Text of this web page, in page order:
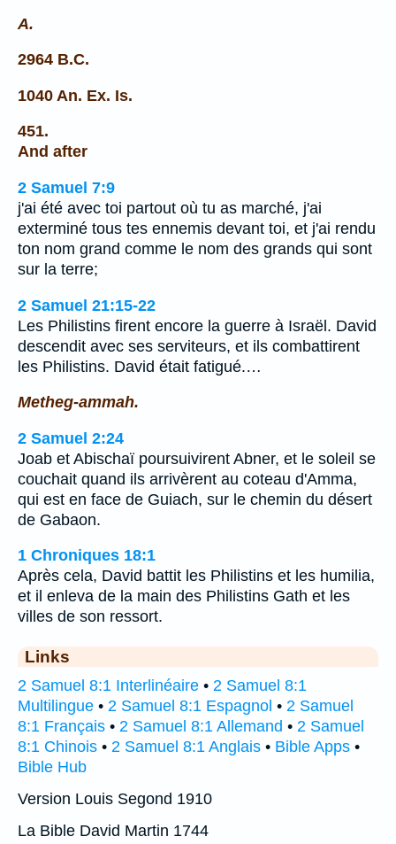
A.
2964 B.C.
1040 An. Ex. Is.
451.
And after
2 Samuel 7:9
j'ai été avec toi partout où tu as marché, j'ai
exterminé tous tes ennemis devant toi, et j'ai rendu
ton nom grand comme le nom des grands qui sont
sur la terre;
2 Samuel 21:15-22
Les Philistins firent encore la guerre à Israël. David
descendit avec ses serviteurs, et ils combattirent
les Philistins. David était fatigué.…
Metheg-ammah.
2 Samuel 2:24
Joab et Abischaï poursuivirent Abner, et le soleil se
couchait quand ils arrivèrent au coteau d'Amma,
qui est en face de Guiach, sur le chemin du désert
de Gabaon.
1 Chroniques 18:1
Après cela, David battit les Philistins et les humilia,
et il enleva de la main des Philistins Gath et les
villes de son ressort.
Links
2 Samuel 8:1 Interlinéaire • 2 Samuel 8:1
Multilingue • 2 Samuel 8:1 Espagnol • 2 Samuel
8:1 Français • 2 Samuel 8:1 Allemand • 2 Samuel
8:1 Chinois • 2 Samuel 8:1 Anglais • Bible Apps •
Bible Hub
Version Louis Segond 1910
La Bible David Martin 1744